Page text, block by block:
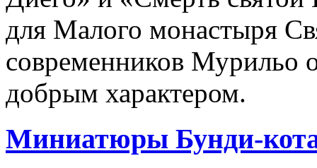
для Малого монастыря
современников Мурильо
добрым характером.
Миниатюры Бунди-